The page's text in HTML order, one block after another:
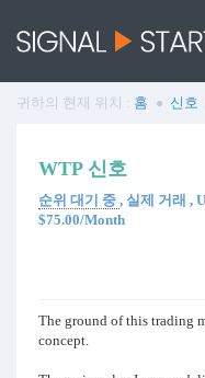
귀하의 현재 위치 : 홈 신호
WTP 신호
순위 대기 중 , 실제 거래 ,
$75.00/Month
The ground of this trading
concept.